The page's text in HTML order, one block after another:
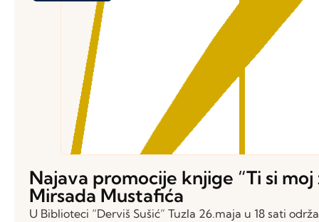
Najava promocije knjige “Ti si
Mirsada Mustafića
U Biblioteci “Derviš Sušić” Tuzla 26.maja u 18 sati